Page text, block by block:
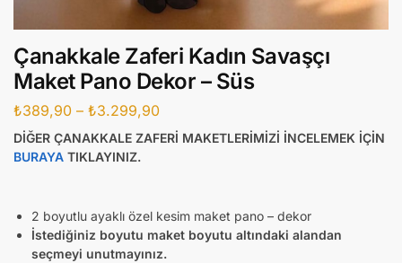
Çanakkale Zaferi Kadın Savaşçı
Maket Pano Dekor – Süs
₺389,90 – ₺3.299,90
DİĞER ÇANAKKALE ZAFERİ MAKETLERİMİZİ İNCELEMEK İÇİN
BURAYA TIKLAYINIZ.
2 boyutlu ayaklı özel kesim maket pano – dekor
İstediğiniz boyutu maket boyutu altındaki alandan
seçmeyi unutmayınız.